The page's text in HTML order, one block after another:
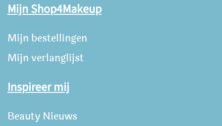
Mijn Shop4Makeup
Mijn bestellingen
Mijn verlanglijst
Inspireer mij
Beauty Nieuws